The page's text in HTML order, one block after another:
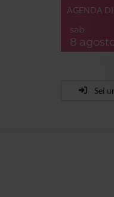
AGENDA
sab
8 agosto
Sei